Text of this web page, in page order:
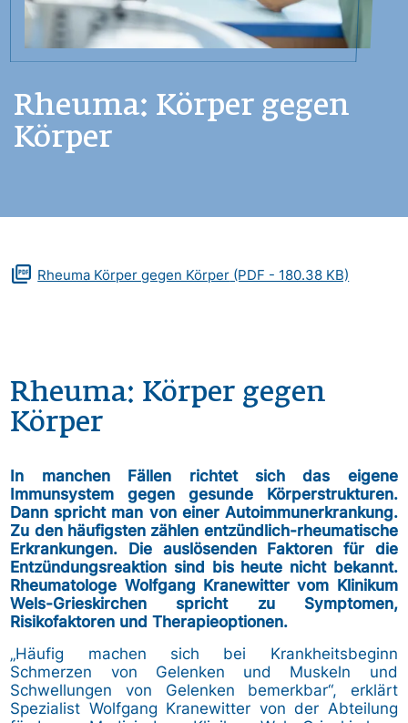
Rheuma: Körper gegen
Körper
Zusatzmaterialien
Dokument
Rheuma Körper gegen Körper (PDF - 180.38 KB)
Rheuma: Körper gegen
Körper
In manchen Fällen richtet sich das eigene
Immunsystem gegen gesunde Körperstrukturen.
Dann spricht man von einer Autoimmunerkrankung.
Zu den häufigsten zählen entzündlich-rheumatische
Erkrankungen. Die auslösenden Faktoren für die
Entzündungsreaktion sind bis heute nicht bekannt.
Rheumatologe Wolfgang Kranewitter vom Klinikum
Wels-Grieskirchen spricht zu Symptomen,
Risikofaktoren und Therapieoptionen.
„Häufig machen sich bei Krankheitsbeginn
Schmerzen von Gelenken und Muskeln und
Schwellungen von Gelenken bemerkbar“, erklärt
Spezialist Wolfgang Kranewitter von der Abteilung